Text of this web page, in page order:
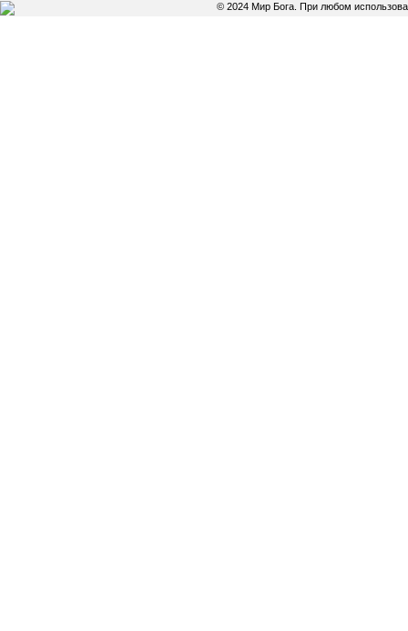
© 2024 Мир Бога. При любом